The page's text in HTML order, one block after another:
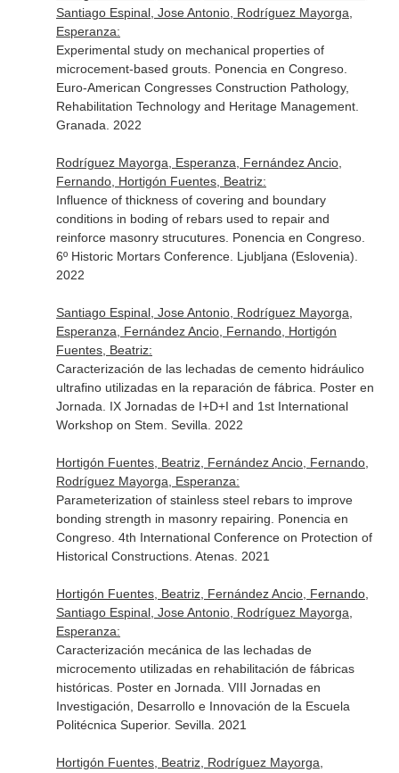
Santiago Espinal, Jose Antonio, Rodríguez Mayorga,
Esperanza:
Experimental study on mechanical properties of
microcement-based grouts. Ponencia en Congreso.
Euro-American Congresses Construction Pathology,
Rehabilitation Technology and Heritage Management.
Granada. 2022
Rodríguez Mayorga, Esperanza, Fernández Ancio,
Fernando, Hortigón Fuentes, Beatriz:
Influence of thickness of covering and boundary
conditions in boding of rebars used to repair and
reinforce masonry strucutures. Ponencia en Congreso.
6º Historic Mortars Conference. Ljubljana (Eslovenia).
2022
Santiago Espinal, Jose Antonio, Rodríguez Mayorga,
Esperanza, Fernández Ancio, Fernando, Hortigón
Fuentes, Beatriz:
Caracterización de las lechadas de cemento hidráulico
ultrafino utilizadas en la reparación de fábrica. Poster en
Jornada. IX Jornadas de I+D+I and 1st International
Workshop on Stem. Sevilla. 2022
Hortigón Fuentes, Beatriz, Fernández Ancio, Fernando,
Rodríguez Mayorga, Esperanza:
Parameterization of stainless steel rebars to improve
bonding strength in masonry repairing. Ponencia en
Congreso. 4th International Conference on Protection of
Historical Constructions. Atenas. 2021
Hortigón Fuentes, Beatriz, Fernández Ancio, Fernando,
Santiago Espinal, Jose Antonio, Rodríguez Mayorga,
Esperanza:
Caracterización mecánica de las lechadas de
microcemento utilizadas en rehabilitación de fábricas
históricas. Poster en Jornada. VIII Jornadas en
Investigación, Desarrollo e Innovación de la Escuela
Politécnica Superior. Sevilla. 2021
Hortigón Fuentes, Beatriz, Rodríguez Mayorga,